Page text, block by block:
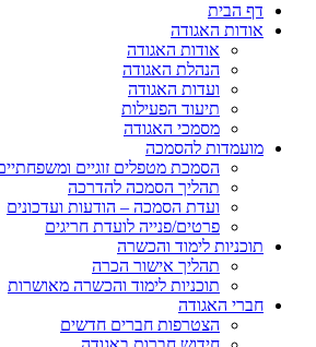
דף הבית
אודות האגודה
אודות האגודה
הנהלת האגודה
ועדות האגודה
תיעוד הפעילות
מסמכי האגודה
מועמדות להסמכה
הסמכת מטפלים זוגיים
תהליך הסמכה להדרכה
ועדת הסמכה – הודעות ועדכונים
פרטים/פנייה לועדת חריגים
תוכניות לימוד והכשרה
תהליך אישור הכרה
תוכניות לימוד והכשרה מאושרות
חברי האגודה
הצטרפות חברים חדשים